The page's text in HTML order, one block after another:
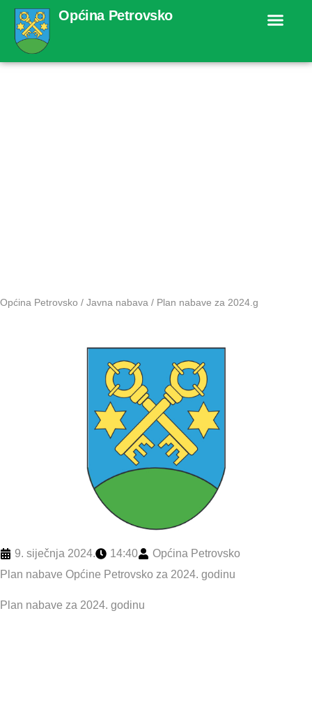
Općina Petrovsko
Općina Petrovsko / Javna nabava / Plan nabave za 2024.g
9. siječnja 2024. 14:40
Općina Petrovsko
Plan nabave Općine Petrovsko za 2024. godinu
Plan nabave za 2024. godinu